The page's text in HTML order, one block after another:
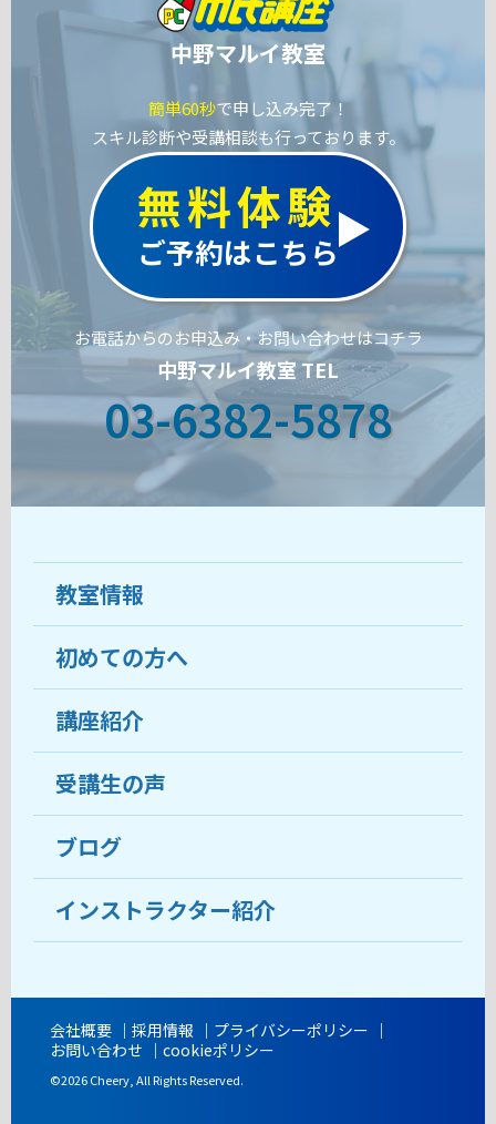
中野マルイ教室
簡単60秒で申し込み完了！
スキル診断や受講相談も行っております。
無料体験
ご予約はこちら
お電話からのお申込み・お問い合わせはコチラ
中野マルイ教室 TEL
03-6382-5878
教室情報
教室について
受講生の声
おすすめ・人気の講座
目的から講座を探す
教室ブログ
開講時間
初めての方へ
ココがおすすめ
料金
受講までの流れ
よくあるご質問
講座紹介
受講生の声
ブログ
インストラクター紹介
会社概要 採用情報
プライバシーポリシー
お問い合わせ
cookieポリシー
©2026 Cheery, All Rights Reserved.